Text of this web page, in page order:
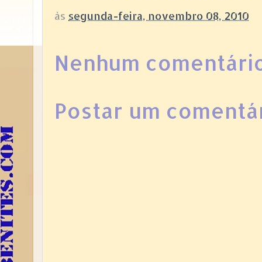
às segunda-feira, novembro 08, 2010
Nenhum
Postar um